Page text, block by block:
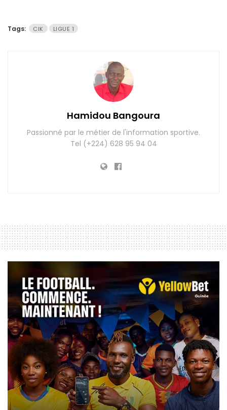
Tags: CIK LIGUE 1
Hamidou Bangoura
Passionné par le métier de l'information sportive.
Tel (+224) 628 95 94 04